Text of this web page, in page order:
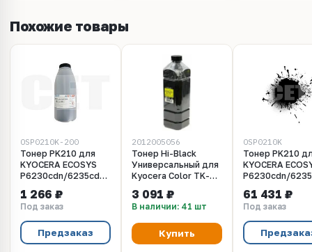
Похожие товары
OSP0210K-200
Тонер PK210 для
KYOCERA ECOSYS
P6230cdn/6235cdn/7040cdn
бут, OSP0210K-200
1 266 ₽
Под заказ
Предзаказ
2012005056
Тонер Hi-Black
Универсальный для
Kyocera Color TK-
канистра
3 091 ₽
В наличии: 41 шт
Купить
OSP0210K
Тонер PK210
KYOCERA
P6230cdn/
мешок, (унив.),
OSP0210K
61 431 ₽
Под заказ